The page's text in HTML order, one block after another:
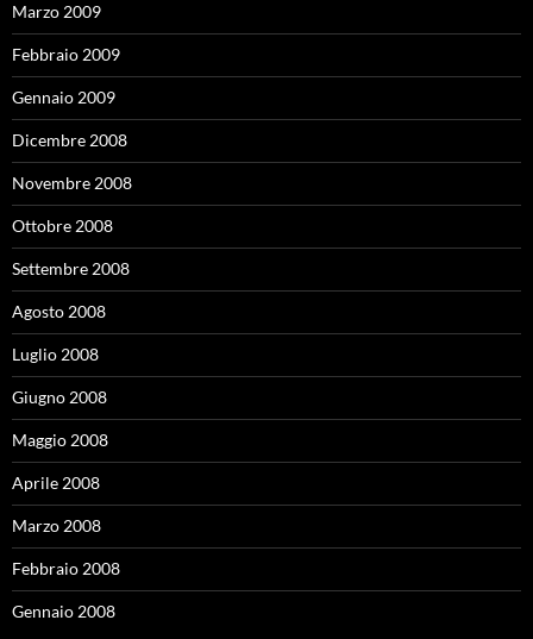
Marzo 2009
Febbraio 2009
Gennaio 2009
Dicembre 2008
Novembre 2008
Ottobre 2008
Settembre 2008
Agosto 2008
Luglio 2008
Giugno 2008
Maggio 2008
Aprile 2008
Marzo 2008
Febbraio 2008
Gennaio 2008